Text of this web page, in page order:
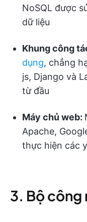
NoSQL được
dữ liệu
Khung công
dụng, chẳng
js, Django và
từ đầu
Máy chủ web:
Apache,
thực hiện các
3. Bộ công